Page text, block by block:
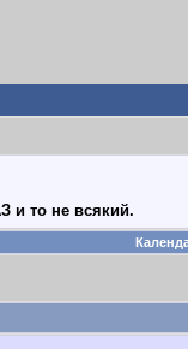
и то не всякий.